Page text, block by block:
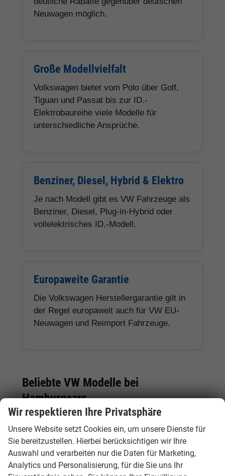
Neuwagen möglich.
Große Modellvielfalt
Volkswagen bietet vom Polo über Golf,
Tiguan und Passat bis zur ID.-
Elektrobaureihe viele Modelle für
unterschiedliche Ansprüche.
Benziner, Diesel, Hybrid & Elektro
Je nach Modell gibt es VW Fahrzeuge als
Benziner, Diesel, Plug-in-Hybrid oder
vollelektrisches ID.-Modell.
Europaweite Garantie
Die Volkswagen Herstellergarantie gilt in
der Regel europaweit auch für VW EU-
Neuwagen und Reimport Fahrzeuge.
Beliebte VW Modelle bei
Hamburgcars
Modell Fahrzeugtyp Besonderheiten
VW
Polo
Kleinwagen
Kompakt, sparsam und
ideal für Stadt, Pendler
Wir respektieren Ihre Privatsphäre
Unsere Website setzt Cookies ein, um unsere Dienste für
Sie bereitzustellen. Hierbei berücksichtigen wir Ihre
Auswahl und verarbeiten nur die Daten für Marketing,
Analytics und Personalisierung, für die Sie uns Ihr